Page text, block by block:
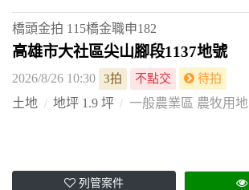
橋頭金拍 115橋金職申182
高雄市大社區尖山腳段1137地號
2026/8/26 10:30 3拍 不點交 待拍
土地 地坪 1.9 坪 一般農業區 農牧用地
列管案件